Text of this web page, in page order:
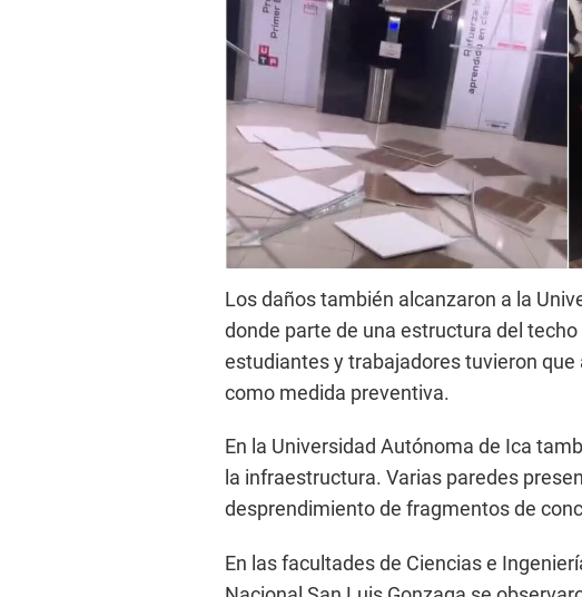
Los daños también alcanzaron a la
donde parte de una estructura del
estudiantes y trabajadores tuvieron
como medida preventiva.
En la Universidad Autónoma de Ica
la infraestructura. Varias paredes
desprendimiento de fragmentos de
En las facultades de Ciencias e